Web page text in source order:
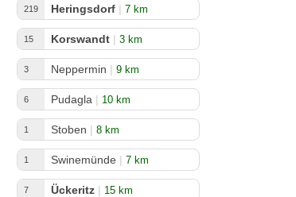
219 Heringsdorf | 7 km
15 Korswandt | 3 km
3 Neppermin | 9 km
6 Pudagla | 10 km
1 Stoben | 8 km
1 Swinemünde | 7 km
7 Ückeritz | 15 km